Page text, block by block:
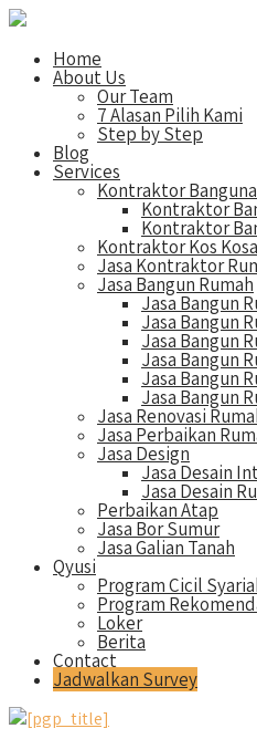
Home
About Us
Our Team
7 Alasan Pilih Kami
Step by Step
Blog
Services
Kontraktor
Kontraktor
Kontraktor
Kontraktor Kos
Jasa Kontraktor
Jasa Bangun Rumah
Jasa Bangun
Jasa Bangun
Jasa Bangun
Jasa Bangun
Jasa Bangun
Jasa Bangun
Jasa Renovasi
Jasa Perbaikan
Jasa Design
Jasa Desain
Jasa Desain
Perbaikan Atap
Jasa Bor Sumur
Jasa Galian Tanah
Qyusi
Program Cicil
Program
Loker
Berita
Contact
Jadwalkan Survey